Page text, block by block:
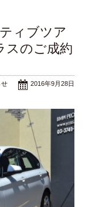
ィブツア
のご成約
2016年9月28日
せ